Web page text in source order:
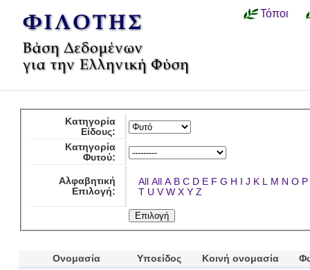
Τόποι
Κατηγορία
Είδους:
Κατηγορία
Φυτού:
Αλφαβητική
Επιλογή:
All All A B C D E F G H I J K L M N O P
T U V W X Y Z
Ονομασία Υποείδος Κοινή ονομασία